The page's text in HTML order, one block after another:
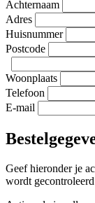
Achternaam
Adres
Huisnummer
Postcode
Woonplaats
Telefoon
E-mail
Geef hieronder je
wordt